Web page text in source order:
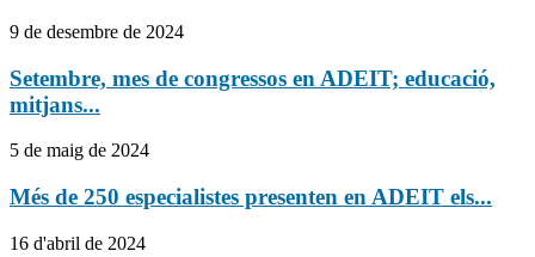
9 de desembre de 2024
Setembre, mes de congressos en ADEIT; educació,
mitjans...
5 de maig de 2024
Més de 250 especialistes presenten en ADEIT els...
16 d'abril de 2024